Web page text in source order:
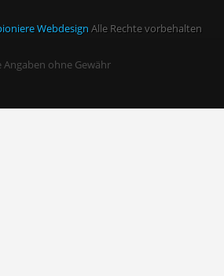
Webdesign Alle Rechte vorbehalten
Angaben ohne Gewähr